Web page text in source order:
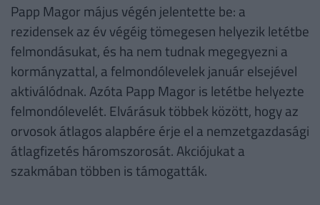
Papp Magor május végén jelentette be: a
rezidensek az év végéig tömegesen helyezik letétbe
felmondásukat, és ha nem tudnak megegyezni a
kormányzattal, a felmondólevelek január elsejével
aktiválódnak. Azóta Papp Magor is letétbe helyezte
felmondólevelét. Elvárásuk többek között, hogy az
orvosok átlagos alapbére érje el a nemzetgazdasági
átlagfizetés háromszorosát. Akciójukat a
szakmában többen is támogatták.